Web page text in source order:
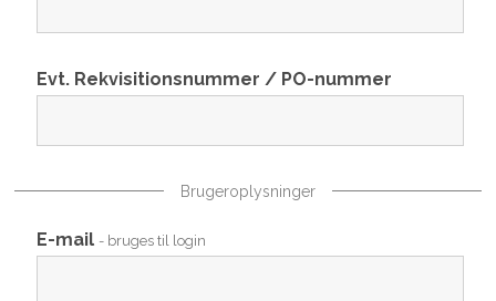
Evt. Rekvisitionsnummer / PO-nummer
Brugeroplysninger
E-mail - bruges til login